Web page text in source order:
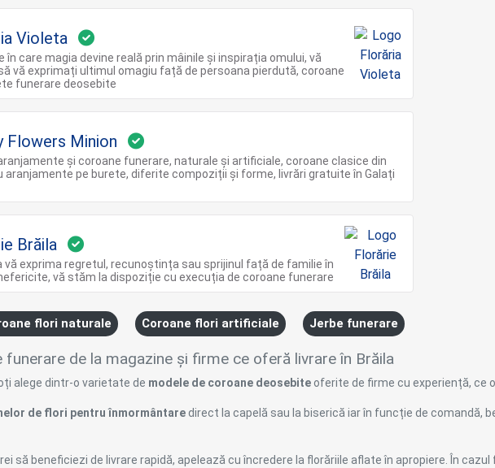
Violeta
în care magia devine reală prin mâinile și inspirația omului, vă
vă exprimați ultimul omagiu față de persoana pierdută, coroane
funerare deosebite
Flowers Minion
și coroane funerare, naturale și artificiale, coroane clasice din
aranjamente pe burete, diferite compoziții și forme, livrări gratuite în Galați
Brăila
vă exprima regretul, recunoștința sau sprijinul față de familie în
vă stăm la dispoziție cu execuția de coroane funerare
flori naturale Coroane flori artificiale Jerbe funerare
de la magazine și firme ce oferă livrare în Brăila
alege dintr-o varietate de modele de coroane deosebite oferite de firme cu experiență, ce
de flori pentru înmormântaredirect la capelă sau la biserică iar în funcție de comandă,
să beneficiezi de livrare rapidă, apelează cu încredere la florăriile aflate în apropiere. În